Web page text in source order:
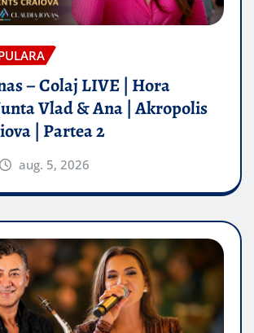
– Colaj LIVE | Hora
Vlad & Ana | Akropolis
| Partea 2
aug. 5, 2026